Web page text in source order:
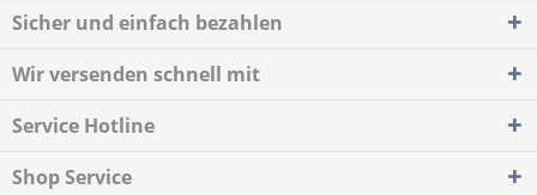
Sicher und einfach bezahlen
Wir versenden schnell mit
Service Hotline
Shop Service